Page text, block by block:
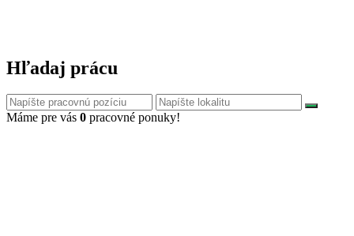
Hľadaj prácu
Máme pre vás 0 pracovné ponuky!